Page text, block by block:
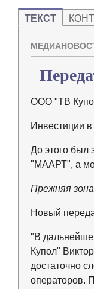
ТЕКСТ
ООО "ТВ
Инвестиции
До этого был
"МААРТ", а
Прежняя зона
Новый
"В
Купол"
достаточно
операторов.